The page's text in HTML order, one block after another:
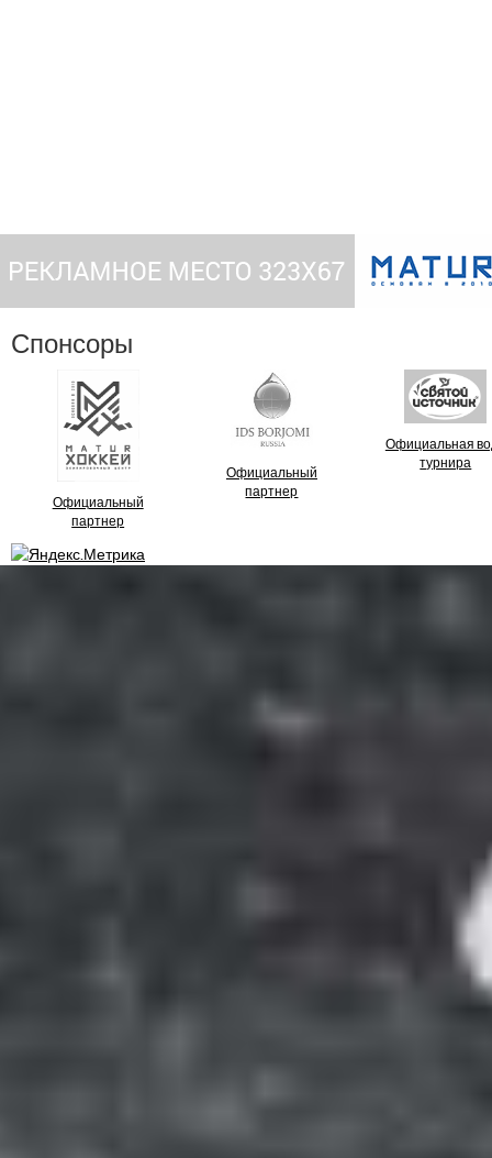
Спонсоры
Официальный
партнер
Официальный
партнер
Официальная
турнира